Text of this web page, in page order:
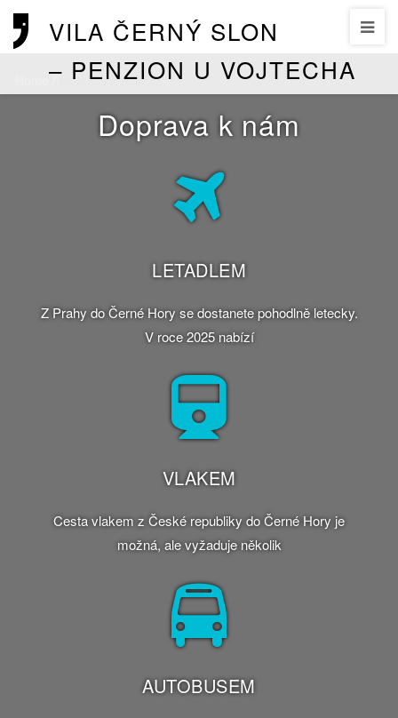
VILA ČERNÝ SLON
– PENZION U VOJTECHA
Doprava k nám
Doprava k nám
LETADLEM
Z Prahy do Černé Hory se dostanete pohodlně letecky.
V roce 2025 nabízí
VLAKEM
Cesta vlakem z České republiky do Černé Hory je
možná, ale vyžaduje několik
AUTOBUSEM